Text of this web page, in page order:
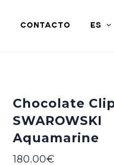
CONTACTO ES
Chocolate
SWAROWSKI
Aquamarine
180.00€